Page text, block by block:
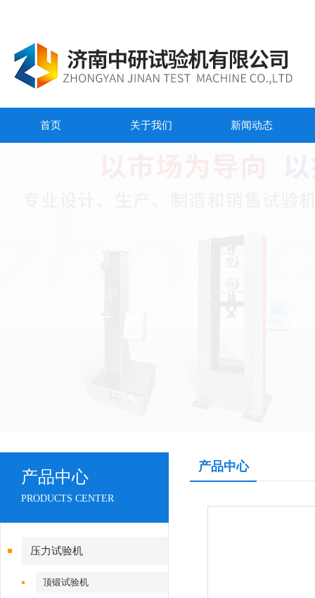
首页 关于我们 新闻动态
产品中心
PRODUCTS CENTER
压力试验机
顶锻试验机
产品中心